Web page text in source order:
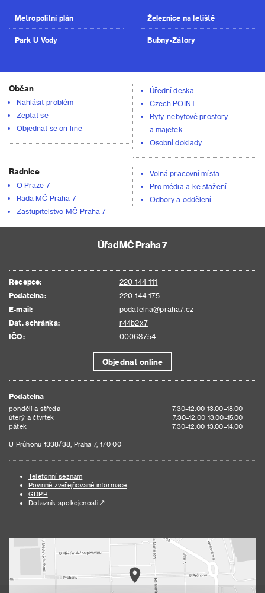
Metropolitní plán
Park U Vody
Železnice na letiště
Bubny-Zátory
Občan
Nahlásit problém
Zeptat se
Objednat se on-line
Úřední deska
Czech POINT
Byty, nebytové prostory
a majetek
Osobní doklady
Radnice
O Praze 7
Rada MČ Praha 7
Zastupitelstvo MČ Praha 7
Volná pracovní místa
Pro média a ke stažení
Odbory a oddělení
Úřad MČ Praha 7
Recepce:
220 144 111
Podatelna:
220 144 175
E-mail:
podatelna@praha7.cz
Dat. schránka:
r44b2x7
IČO:
00063754
Objednat online
Podatelna
pondělí a středa
7.30–12.00 13.00–18.00
úterý a čtvrtek
7.30–12.00 13.00–15.00
pátek
7.30–12.00 13.00–14.00
U Průhonu 1338/38, Praha 7, 170 00
Telefonní seznam
Povinně zveřejňované informace
GDPR
Dotazník spokojenosti